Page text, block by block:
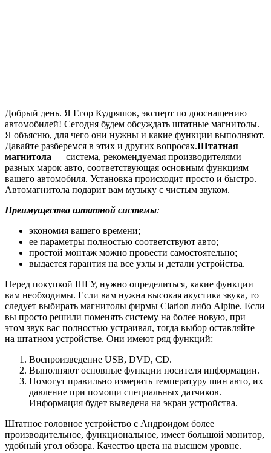
Добрый день. Я Егор Кудряшов, эксперт по дооснащению
автомобилей! Сегодня будем обсуждать штатные магнитолы.
Я объясню, для чего они нужны и какие функции выполняют.
Давайте разберемся в этих и других вопросах.Штатная
магнитола — система, рекомендуемая производителями
разных марок авто, соответствующая основным функциям
вашего автомобиля. Установка происходит просто и быстро.
Автомагнитола подарит вам музыку с чистым звуком.
Преимущества штатной системы:
экономия вашего времени;
ее параметры полностью соответствуют авто;
простой монтаж можно провести самостоятельно;
выдается гарантия на все узлы и детали устройства.
Перед покупкой ШГУ, нужно определиться, какие функции
вам необходимы. Если вам нужна высокая акустика звука, то
следует выбирать магнитолы фирмы Clarion либо Alpine. Если
вы просто решили поменять систему на более новую, при
этом звук вас полностью устраивал, тогда выбор оставляйте
на штатном устройстве. Они имеют ряд функций:
Воспроизведение USB, DVD, СD.
Выполняют основные функции носителя информации.
Помогут правильно измерить температуру шин авто, их
давление при помощи специальных датчиков.
Информация будет выведена на экран устройства.
Штатное головное устройство с Андроидом более
производительное, функциональное, имеет большой монитор,
удобный угол обзора. Качество цвета на высшем уровне.